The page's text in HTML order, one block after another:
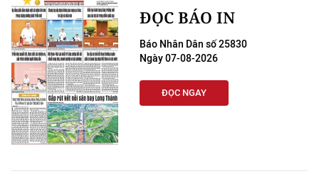
ĐỌC BÁO IN
Báo Nhân Dân số 25830
Ngày 07-08-2026
ĐỌC NGAY